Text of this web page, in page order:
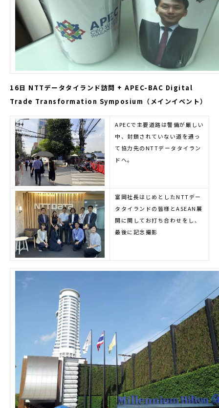
16日 NTTデータタイランド訪問 + APEC-BAC Digital
Trade Transformation Symposium（メインイベント）
APECで主要道路は警備が厳しい
中、封鎖されていない道を通っ
て協力先のNTTデータタイラン
ドへ。
富岡社長はじめとしたNTTデー
タタイランドの皆様とASEAN展
開に関してお打ち合わせをし、
最後に記念撮影